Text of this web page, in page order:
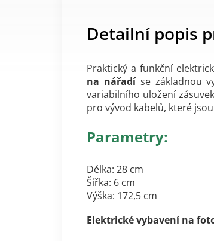
Detailní popis
Praktický a funkční
na nářadíse základnou
variabilního uložení
pro vývod kabelů, které
Parametry:
Délka: 28 cm
Šířka: 6 cm
Výška: 172,5 cm
Elektrické vybavení na